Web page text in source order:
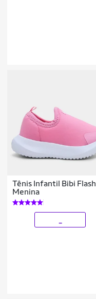
Tênis Infantil Bibi Flash
Menina